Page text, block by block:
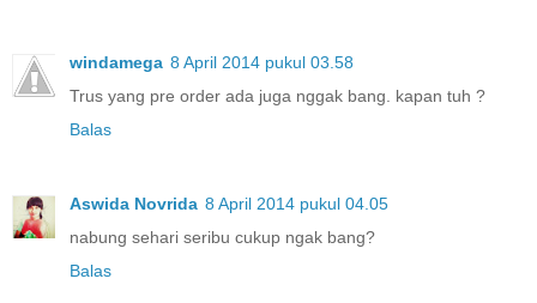
windamega 8 April 2014 pukul 03.58
Trus yang pre order ada juga nggak bang. kapan tuh ?
Balas
Aswida Novrida 8 April 2014 pukul 04.05
nabung sehari seribu cukup ngak bang?
Balas